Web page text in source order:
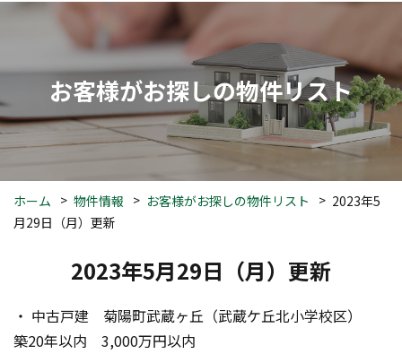
お客様がお探しの物件リスト
ホーム 物件情報 お客様がお探しの物件リスト
2023年5
月29日（月）更新
2023年5月29日（月）更新
・ 中古戸建　菊陽町武蔵ヶ丘（武蔵ケ丘北小学校区）
築20年以内　3,000万円以内